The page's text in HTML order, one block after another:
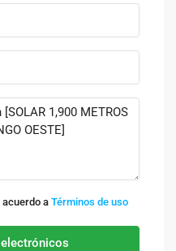
aTérminos de uso